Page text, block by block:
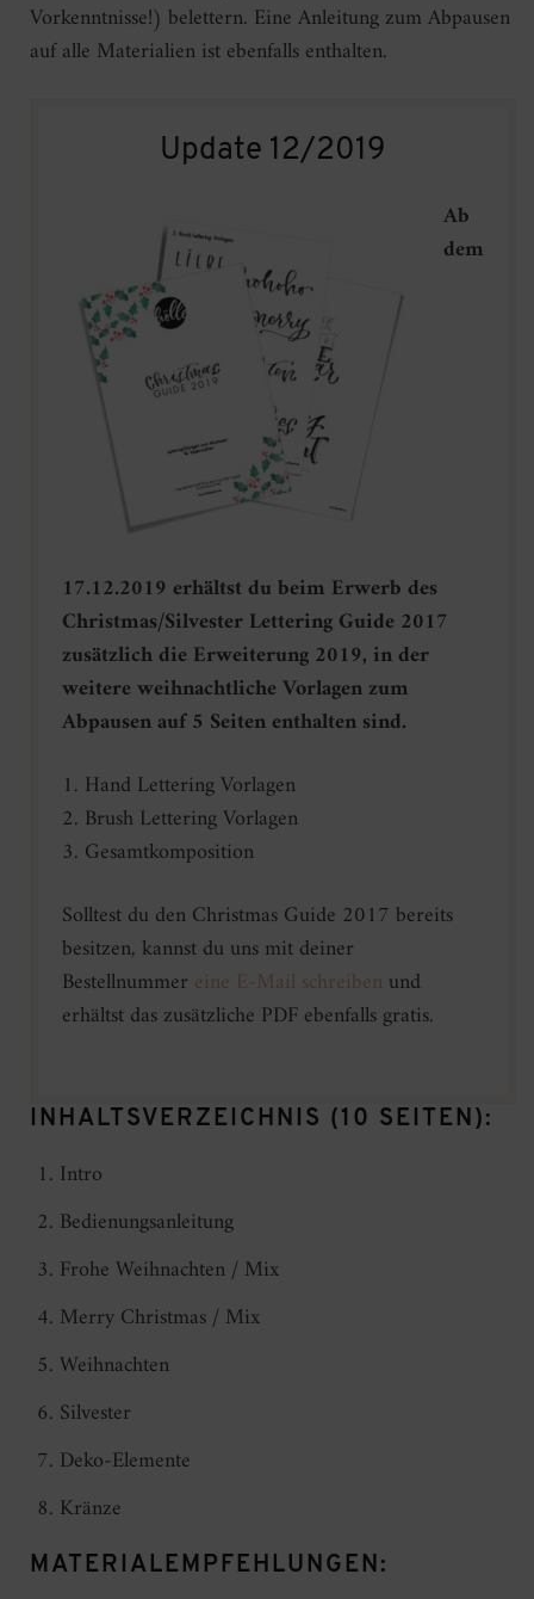
Vorkenntnisse!) belettern. Eine Anleitung zum Abpausen
auf alle Materialien ist ebenfalls enthalten.
Update 12/2019
Ab
dem
17.12.2019 erhältst du beim Erwerb des
Christmas/Silvester Lettering Guide 2017
zusätzlich die Erweiterung 2019, in der
weitere weihnachtliche Vorlagen zum
Abpausen auf 5 Seiten enthalten sind.
1. Hand Lettering Vorlagen
2. Brush Lettering Vorlagen
3. Gesamtkomposition
Solltest du den Christmas Guide 2017 bereits
besitzen, kannst du uns mit deiner
Bestellnummer eine E-Mail schreiben und
erhältst das zusätzliche PDF ebenfalls gratis.
INHALTSVERZEICHNIS (10 SEITEN):
Intro
Bedienungsanleitung
Frohe Weihnachten / Mix
Merry Christmas / Mix
Weihnachten
Silvester
Deko-Elemente
Kränze
MATERIALEMPFEHLUNGEN: